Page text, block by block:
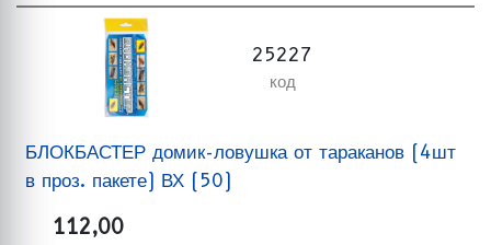
25227
код
БЛОКБАСТЕР домик-ловушка от тараканов (4шт
в проз. пакете) ВХ (50)
112,00